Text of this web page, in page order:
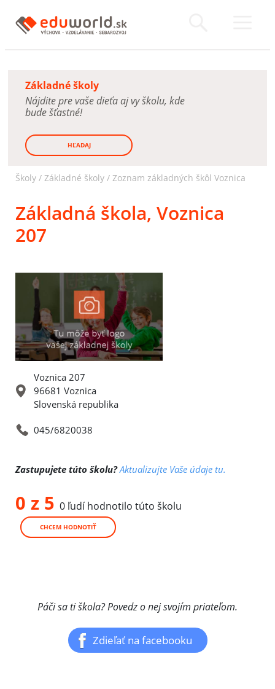
Základné školy
Nájdite pre vaše dieťa aj vy školu, kde
bude šťastné!
HĽADAJ
Školy / Základné školy / Zoznam základných škôl Voznica
Základná škola, Voznica
207
Voznica 207
96681 Voznica
Slovenská republika
045/6820038
Zastupujete túto školu? Aktualizujte Vaše údaje tu.
0 z 5 0 ľudí hodnotilo túto školu
CHCEM HODNOTIŤ
Páči sa ti škola? Povedz o nej svojím priateľom.
Zdieľať na facebooku